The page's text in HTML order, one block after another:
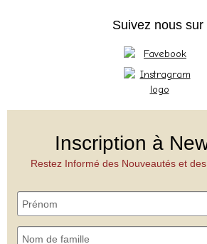
Suivez nous sur
Inscription à
Restez Informé des Nouveautés et